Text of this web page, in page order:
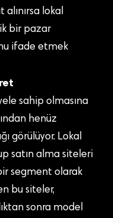
alınırsa lokal
bir pazar
ifade etmek
sahip olmasına
henüz
görülüyor. Lokal
satın alma siteleri
segment olarak
bu siteler,
sonra model